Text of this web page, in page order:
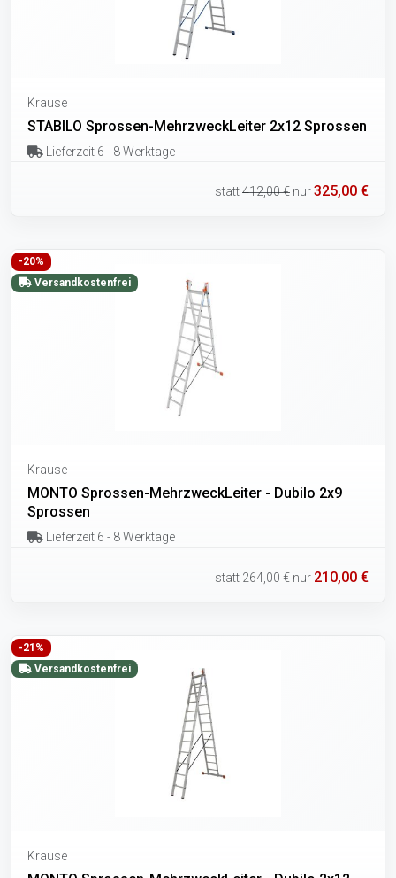
Krause
STABILO Sprossen-MehrzweckLeiter 2x12 Sprossen
Lieferzeit 6 - 8 Werktage
statt412,00 € nur325,00 €
-20%
Versandkostenfrei
Krause
MONTO Sprossen-MehrzweckLeiter - Dubilo 2x9
Sprossen
Lieferzeit 6 - 8 Werktage
statt264,00 € nur 210,00 €
-21%
Versandkostenfrei
Krause